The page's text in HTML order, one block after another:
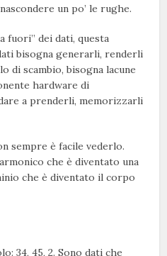
un po’ le rughe.
fuori” dei dati, questa
bisogna generarli, renderli
di scambio, bisogna lacune
hardware di
a prenderli, memorizzarli
sempre è facile vederlo.
che è diventato una
che è diventato il corpo
34, 45, 2. Sono dati che